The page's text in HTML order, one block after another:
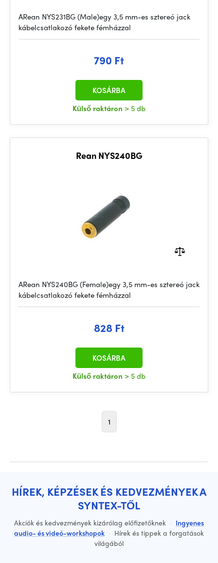
ARean NYS231BG (Male)egy 3,5 mm-es sztereó jack
kábelcsatlakozó fekete fémházzal
790 Ft
Külső raktáron > 5 db
KOSÁRBA
Rean NYS240BG
ARean NYS240BG (Female)egy 3,5 mm-es sztereó jack
kábelcsatlakozó fekete fémházzal
828 Ft
Külső raktáron > 5 db
KOSÁRBA
1
HÍREK, KÉPZÉSEK ÉS KEDVEZMÉNYEK A
SYNTEX-TŐL
Akciók és kedvezmények kizárólag előfizetőknek · Ingyenes
audio- és videó-workshopok · Hírek és tippek a forgatások
világából